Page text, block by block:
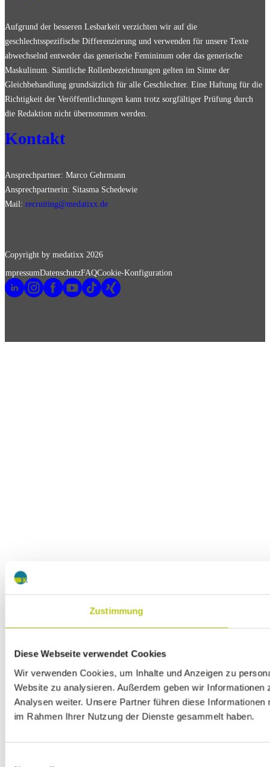
Zustimmung
Diese Webseite verwendet Cookies
Wir verwenden Cookies, um Inhalte und Anzeigen zu
Website zu analysieren. Außerdem geben wir
Analysen weiter. Unsere Partner führen diese
im Rahmen Ihrer Nutzung der Dienste gesammelt haben.
Aufgrund der besseren Lesbarkeit verzichten wir auf die
geschlechtsspezifische Differenzierung und verwenden für unsere Texte
abwechselnd entweder das generische Femininum oder das generische
Maskulinum. Sämtliche Rollenbezeichnungen gelten im Sinne der
Gleichbehandlung grundsätzlich für alle Geschlechter. Eine Haftung für die
Richtigkeit der Veröffentlichungen kann trotz sorgfältiger Prüfung durch
die Redaktion nicht übernommen werden.
Kontakt
Ansprechpartner: Marco Gehrmann
Ansprechpartnerin: Sitasma Schedewie
Mail: recruiting@medatixx.de
Copyright by medatixx 2026
ImpressumDatenschutzFAQCookie-Konfiguration